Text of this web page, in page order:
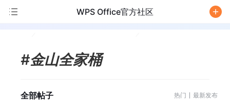
WPS Office官方社区
#金山全家桶
全部帖子 热门 最新发布